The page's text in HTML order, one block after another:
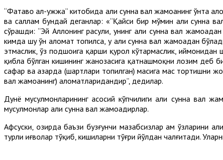
“Фатаво ал-ҳужжа” китобида аҳли сунна вал жамоанинг ўнта
ва саллам бундай деганлар: «“Қайси бир мўмин аҳли сунна
сўрашди: “Эй Аллоҳнинг расули, унинг аҳли сунна вал
кимда шу ўн аломат топилса, у аҳли сунна вал жамоадан
этмаслик, ўз подшоҳига қарши қурол кўтармаслик,
қибла бўлган кишининг жанозасига қатнашмоқни лозим деб
сафар ва ҳазарда (шартлари топилган) маҳсига масҳ
вал жамоанинг) аломатларидандир”, дедилар.
Дунё мусулмонларининг асосий кўпчилиги аҳли сунна вал
мусулмонлар аҳли сунна вал жамоадирлар.
Афсуски, ҳозирда баъзи бузғунчи мазҳабсизлар ҳам
турли иғволар тўқиб, кишиларни тўғри йўлдан чалғитади.